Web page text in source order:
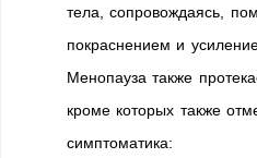
тела, сопровождаясь,
покраснением и
Менопауза также
кроме которых также
симптоматика: